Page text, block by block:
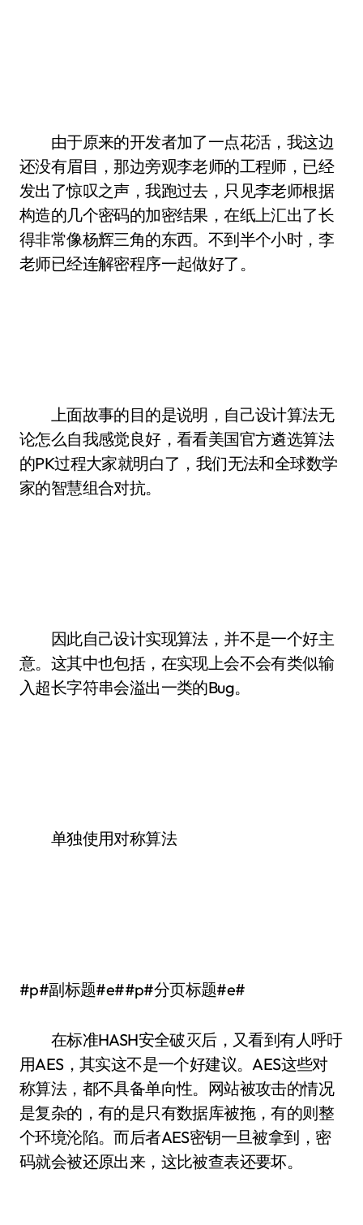
由于原来的开发者加了一点花活，我这边
还没有眉目，那边旁观李老师的工程师，已经
发出了惊叹之声，我跑过去，只见李老师根据
构造的几个密码的加密结果，在纸上汇出了长
得非常像杨辉三角的东西。不到半个小时，李
老师已经连解密程序一起做好了。
上面故事的目的是说明，自己设计算法无
论怎么自我感觉良好，看看美国官方遴选算法
的PK过程大家就明白了，我们无法和全球数学
家的智慧组合对抗。
因此自己设计实现算法，并不是一个好主
意。这其中也包括，在实现上会不会有类似输
入超长字符串会溢出一类的Bug。
单独使用对称算法
#p#副标题#e##p#分页标题#e#
在标准HASH安全破灭后，又看到有人呼吁
用AES，其实这不是一个好建议。AES这些对
称算法，都不具备单向性。网站被攻击的情况
是复杂的，有的是只有数据库被拖，有的则整
个环境沦陷。而后者AES密钥一旦被拿到，密
码就会被还原出来，这比被查表还要坏。